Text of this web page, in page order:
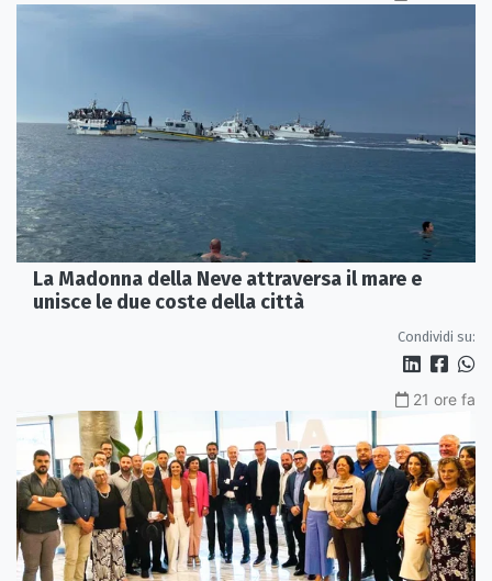
La Madonna della Neve attraversa il mare e
unisce le due coste della città
Condividi su:
21 ore fa